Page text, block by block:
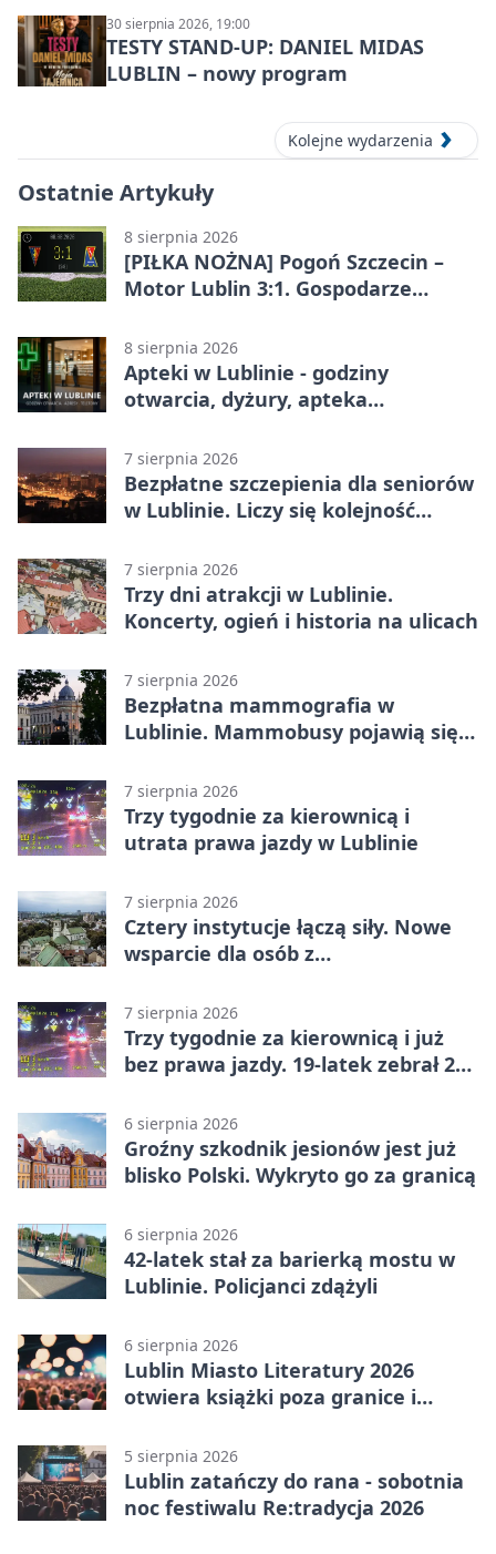
30 sierpnia 2026, 19:00
TESTY STAND-UP: DANIEL MIDAS
LUBLIN – nowy program
Kolejne wydarzenia
Ostatnie Artykuły
8 sierpnia 2026
[PIŁKA NOŻNA] Pogoń Szczecin –
Motor Lublin 3:1. Gospodarze
Ekstraklasy
8 sierpnia 2026
Apteki w Lublinie - godziny
otwarcia, dyżury, apteka
7 sierpnia 2026
Bezpłatne szczepienia dla seniorów
w Lublinie. Liczy się kolejność
7 sierpnia 2026
Trzy dni atrakcji w Lublinie.
Koncerty, ogień i historia na ulicach
7 sierpnia 2026
Bezpłatna mammografia w
Lublinie. Mammobusy pojawią się
7 sierpnia 2026
Trzy tygodnie za kierownicą i
utrata prawa jazdy w Lublinie
7 sierpnia 2026
Cztery instytucje łączą siły. Nowe
wsparcie dla osób z
7 sierpnia 2026
Trzy tygodnie za kierownicą i już
bez prawa jazdy. 19-latek zebrał 23
6 sierpnia 2026
Groźny szkodnik jesionów jest już
blisko Polski. Wykryto go za granicą
6 sierpnia 2026
42-latek stał za barierką mostu w
Lublinie. Policjanci zdążyli
6 sierpnia 2026
Lublin Miasto Literatury 2026
otwiera książki poza granice i
5 sierpnia 2026
Lublin zatańczy do rana - sobotnia
noc festiwalu Re:tradycja 2026